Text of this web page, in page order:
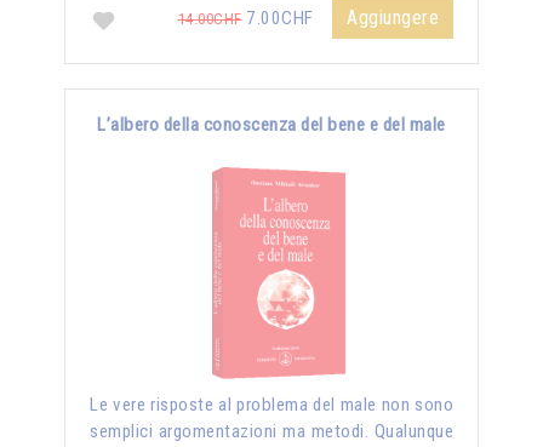
14.00CHF7.00CHF Aggiungere
L’albero della conoscenza del bene e del male
Le vere risposte al problema del male non sono
semplici argomentazioni ma metodi. Qualunque